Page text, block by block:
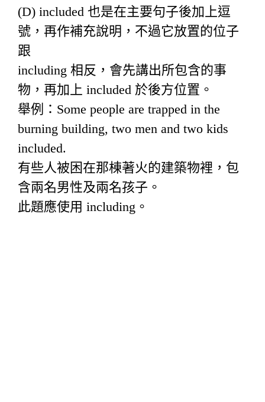
(D) included 也是在主要句子後加上逗
號，再作補充說明，不過它放置的位子
跟
including 相反，會先講出所包含的事
物，再加上 included 於後方位置。
舉例：Some people are trapped in the
burning building, two men and two kids
included.
有些人被困在那棟著火的建築物裡，包
含兩名男性及兩名孩子。
此題應使用 including。